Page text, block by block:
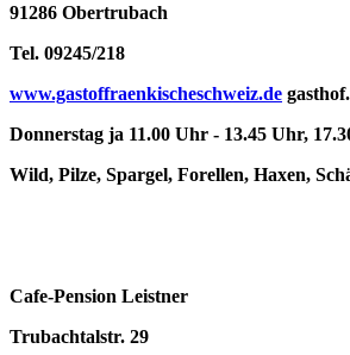
91286 Obertrubach
Tel. 09245/218
www.gastoffraenkischeschweiz.de
Donnerstag ja 11.00 Uhr - 13.45 Uhr,
Wild, Pilze, Spargel, Forellen, Haxen,
Cafe-Pension Leistner
Trubachtalstr. 29